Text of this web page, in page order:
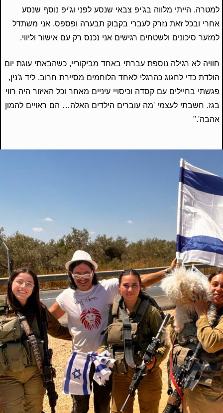
למטרה. הייתי מלווה בג'יפ צבאי שנסע לפני וג'יפ נוסף שנסע
אחרי ובכל זאת נזרק לעברי בקבוק תבערה ופספס. אני משתדל
למזער סיכונים ולשטחים רגישים אני נכנס רק עם אישור וליווי.
חוויה לא רגילה נוספת עברתי באחד מביקוריי, כשהבאתי עוגת יום
הולדת כדי לחגוג כהרגלי לאחד הלוחמים מסיירת חרוב. ליד ג'נין,
פגשתי בחיילים עם קסדה וכיסויי עיניים מאחר וכל האיזור היה רווי
בגז. חשבתי לעצמי 'מה עוברים הילדים האלה… הם ראויים להמון
אהבה'."